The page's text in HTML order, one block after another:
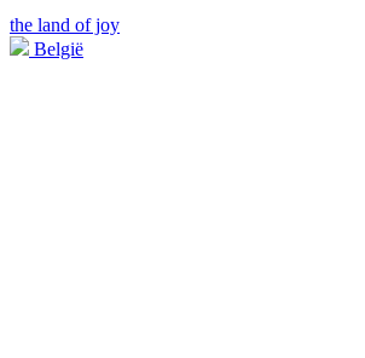
the land of joy
België